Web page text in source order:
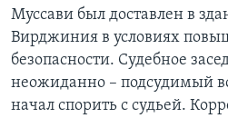
Learning English
СОЦИАЛЬНЫЕ СЕТИ
Муссави был доставлен в
Вирджиния в условиях
безопасности. Судебное
неожиданно – подсудимый
начал спорить с судьей.